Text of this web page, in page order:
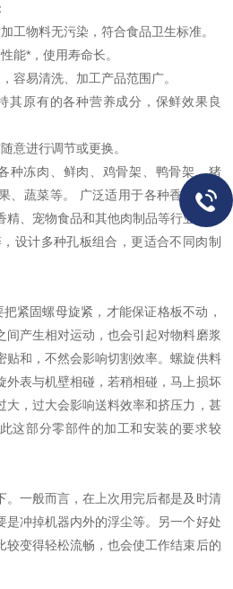
工物料无污染，符合食品卫生标准。
能*，使用寿命长。
容易清洗、加工产品范围广。
其原有的各种营养成分，保鲜效果良
意进行调节或更换。
种冻肉、鲜肉、鸡骨架、鸭骨架、猪
、蔬菜等。 广泛适用于各种香肠、火
、宠物食品和其他肉制品等行业。可
设计多种孔板组合，更适合不同肉制
紧固螺母旋紧，才能保证格板不动，
间产生相对运动，也会引起对物料磨浆
贴和，不然会影响切割效率。螺旋供料
外表与机壁相碰，若稍相碰，马上损坏
大，过大会影响送料效率和挤压力，甚
这部分零部件的加工和安装的要求较
。一般而言，在上次用完后都是及时清
是冲掉机器内外的浮尘等。另一个好处
较变得轻松流畅，也会使工作结束后的